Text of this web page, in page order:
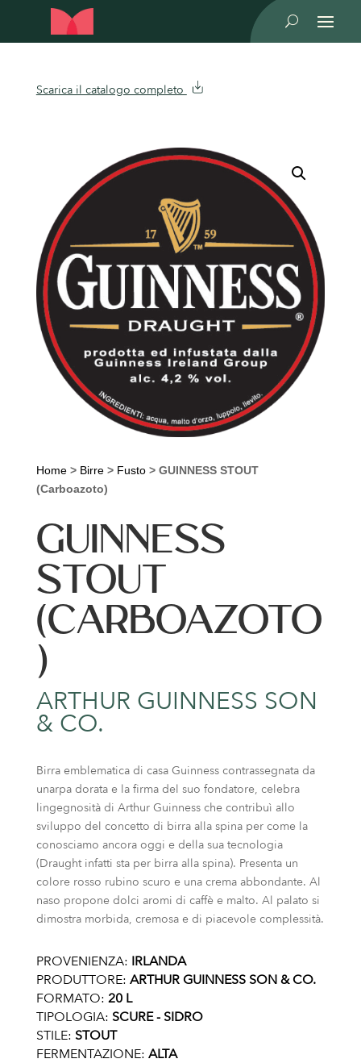
U
Scarica il catalogo completo
Home> Birre> Fusto> GUINNESS STOUT
(Carboazoto)
GUINNESS
STOUT
(CARBOAZOTO
)
ARTHUR GUINNESS SON
& CO.
Birra emblematica di casa Guinness contrassegnata da
unarpa dorata e la firma del suo fondatore, celebra
lingegnosità di Arthur Guinness che contribuì allo
sviluppo del concetto di birra alla spina per come la
conosciamo ancora oggi e della sua tecnologia
(Draught infatti sta per birra alla spina). Presenta un
colore rosso rubino scuro e una crema abbondante. Al
naso propone dolci aromi di caffè e malto. Al palato si
dimostra morbida, cremosa e di piacevole complessità.
PROVENIENZA: IRLANDA
PRODUTTORE: ARTHUR GUINNESS SON & CO.
FORMATO: 20 L
TIPOLOGIA: SCURE - SIDRO
STILE: STOUT
FERMENTAZIONE: ALTA